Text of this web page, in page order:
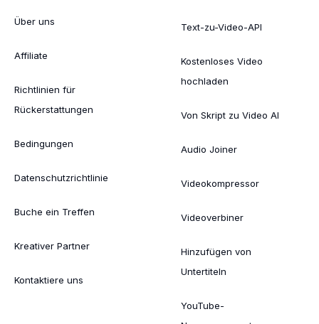
Über uns
Affiliate
Richtlinien für
Rückerstattungen
Bedingungen
Datenschutzrichtlinie
Buche ein Treffen
Kreativer Partner
Kontaktiere uns
Text-zu-Video-API
Kostenloses Video
hochladen
Von Skript zu Video AI
Audio Joiner
Videokompressor
Videoverbiner
Hinzufügen von
Untertiteln
YouTube-